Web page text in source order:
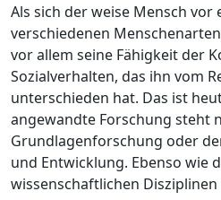
Als sich derweise Mensch vor
verschiedenen
vor allem seine Fähigkeit der
Sozialverhalten, das ihn vom
unterschieden hat. Das ist
angewandte Forschung steht
Grundlagenforschung oder
und Entwicklung. Ebenso wie
wissenschaftlichen